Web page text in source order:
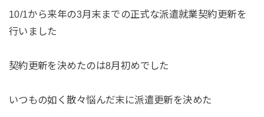
10/1から来年の3月末までの正式な派遣就業契約更新を
行いました
契約更新を決めたのは8月初めでした
いつもの如く散々悩んだ末に派遣更新を決めた